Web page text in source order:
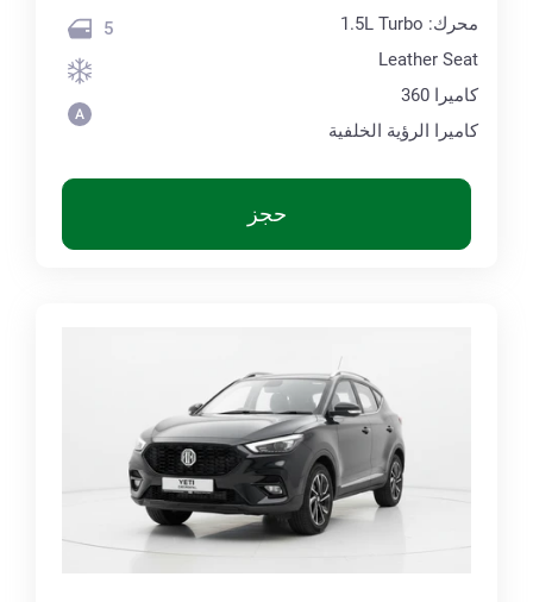
محرك: 1.5L Turbo
Leather Seat
كاميرا 360
كاميرا الرؤية الخلفية
5
حجز